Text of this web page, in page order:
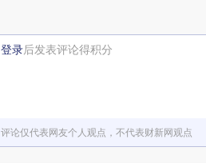
登录后发表评论得积分
评论仅代表网友个人观点，不代表财新网观点